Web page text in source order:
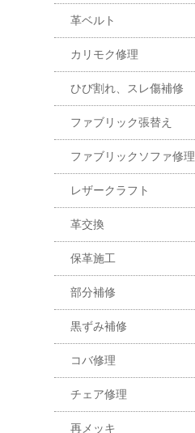
革ベルト
カリモク修理
ひび割れ、スレ傷補修
ファブリック張替え
ファブリックソファ修理
レザークラフト
革交換
保革施工
部分補修
黒ずみ補修
コバ修理
チェア修理
再メッキ